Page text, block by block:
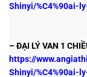
Shinyi/%C4%90ai-
– ĐẠI LÝ VAN 1
https://
Shinyi/%C4%90ai-